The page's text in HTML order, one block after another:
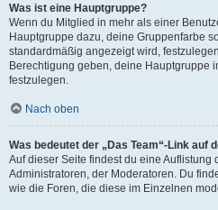
Was ist eine Hauptgruppe?
Wenn du Mitglied in mehr als einer
Hauptgruppe dazu, deine Gruppenfarbe
standardmäßig angezeigt wird,
Berechtigung geben, deine Hauptgruppe
festzulegen.
Nach oben
Was bedeutet der „Das Team“-Link auf
Auf dieser Seite findest du eine
Administratoren, der Moderatoren. Du
wie die Foren, die diese im Einzelnen